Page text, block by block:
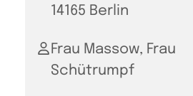
14165 Berlin
Frau Massow, Frau
Schütrumpf